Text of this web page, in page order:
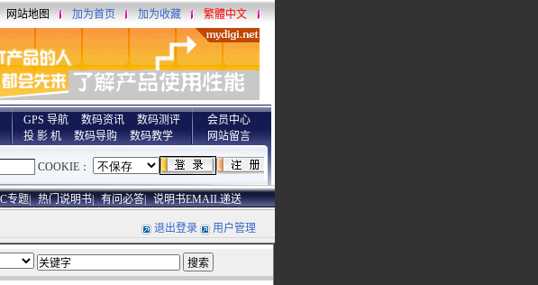
网站地图 加为首页 加为收藏 繁體中文
GPS 导航 数码资讯
数码测评
投 影 机
数码导购 数码教学
会员中心
网站留言
专题| 热门说明书| 有问必答| 说明书EMAIL递送
退出登录 用户管理